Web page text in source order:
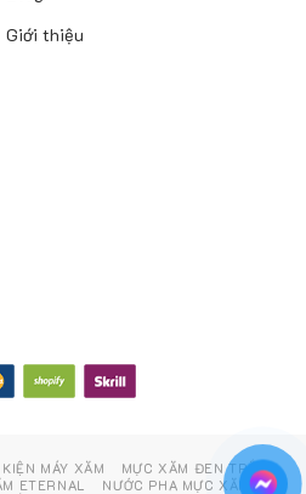
Giới thiệu
MÁY XĂM
MỰC XĂM ĐEN TRẮNG
ETERNAL
NƯỚC PHA MỰC XĂM